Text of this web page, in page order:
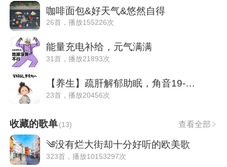
咖啡面包&好天气&悠然自得
26首，播放155226次
能量充电补给，元气满满
31首，播放21893次
【养生】疏肝解郁助眠，角音19-23时
23首，播放20456次
收藏的歌单(13) 查看全部
༄没有烂大街却十分好听的欧美歌
323首，播放10153297次